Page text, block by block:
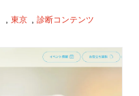
東京 診断コンテンツ